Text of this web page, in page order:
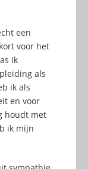
een
voor het
ik
als
ik als
en voor
houdt met
ik mijn